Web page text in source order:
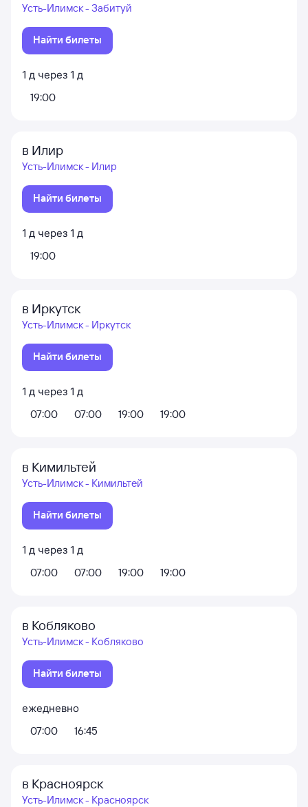
Усть-Илимск - Забитуй
Найти билеты
1 д через 1 д
19:00
в Илир
Усть-Илимск - Илир
Найти билеты
1 д через 1 д
19:00
в Иркутск
Усть-Илимск - Иркутск
Найти билеты
1 д через 1 д
07:00
07:00 19:00 19:00
в Кимильтей
Усть-Илимск - Кимильтей
Найти билеты
1 д через 1 д
07:00
07:00 19:00 19:00
в Кобляково
Усть-Илимск - Кобляково
Найти билеты
ежедневно
07:00
16:45
в Красноярск
Усть-Илимск - Красноярск